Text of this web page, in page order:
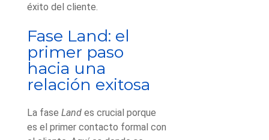
éxito del cliente.
Fase Land: el
primer paso
hacia una
relación exitosa
La fase Land es crucial porque
es el primer contacto formal con